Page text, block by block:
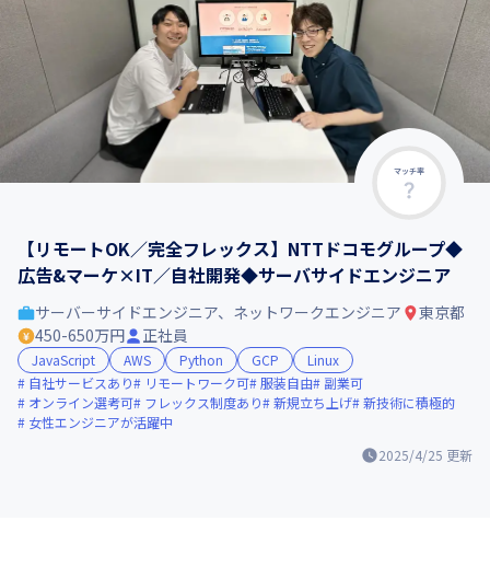
マッチ率
【リモートOK／完全フレックス】NTTドコモグループ◆
広告&マーケ×IT／自社開発◆サーバサイドエンジニア
2025/4/25 更新
サーバーサイドエンジニア、ネットワークエンジニア
東京都
450-650万円
正社員
JavaScript AWS Python GCP
Linux
自社サービスあり
リモートワーク可 服装自由
副業可
オンライン選考可
フレックス制度あり 新規立ち上げ 新技術に積極的
女性エンジニアが活躍中